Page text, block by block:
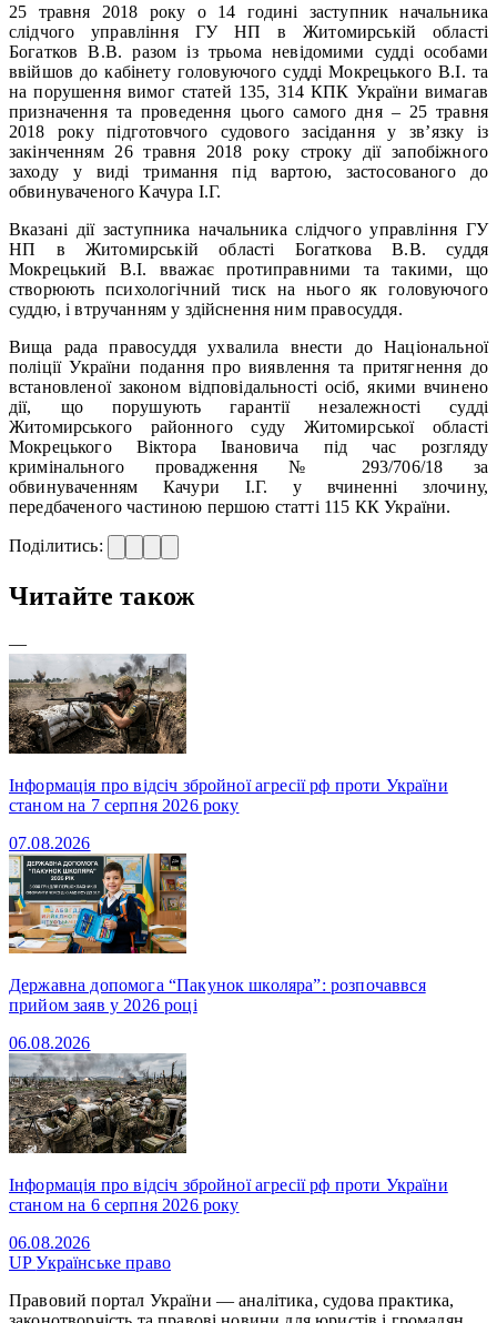
25 травня 2018 року о 14 годині заступник начальника
слідчого управління ГУ НП в Житомирській області
Богатков В.В. разом із трьома невідомими судді особами
ввійшов до кабінету головуючого судді Мокрецького В.І. та
на порушення вимог статей 135, 314 КПК України вимагав
призначення та проведення цього самого дня – 25 травня
2018 року підготовчого судового засідання у зв’язку із
закінченням 26 травня 2018 року строку дії запобіжного
заходу у виді тримання під вартою, застосованого до
обвинуваченого Качура І.Г.
Вказані дії заступника начальника слідчого управління ГУ
НП в Житомирській області Богаткова В.В. суддя
Мокрецький В.І. вважає протиправними та такими, що
створюють психологічний тиск на нього як головуючого
суддю, і втручанням у здійснення ним правосуддя.
Вища рада правосуддя ухвалила внести до Національної
поліції України подання про виявлення та притягнення до
встановленої законом відповідальності осіб, якими вчинено
дії, що порушують гарантії незалежності судді
Житомирського районного суду Житомирської області
Мокрецького Віктора Івановича під час розгляду
кримінального провадження № 293/706/18 за
обвинуваченням Качури І.Г. у вчиненні злочину,
передбаченого частиною першою статті 115 КК України.
Поділитись:
Читайте також
—
Інформація про відсіч збройної агресії рф проти України
станом на 7 серпня 2026 року
07.08.2026
Державна допомога “Пакунок школяра”: розпочаввся
прийом заяв у 2026 році
06.08.2026
Інформація про відсіч збройної агресії рф проти України
станом на 6 серпня 2026 року
06.08.2026
UPУкраїнське право
Правовий портал України — аналітика, судова практика,